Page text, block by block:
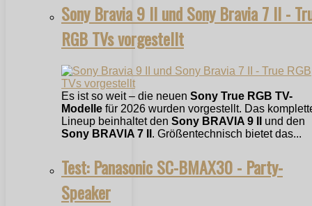
Sony Bravia 9 II und Sony Bravia 7 II -
RGB TVs vorgestellt
Es ist so weit – die neuen Sony True RGB TV-
Modelle für 2026 wurden vorgestellt. Das
Lineup beinhaltet den Sony BRAVIA 9 II
und den
Sony BRAVIA 7 II . Größentechnisch bietet das...
Test: Panasonic SC-BMAX30 - Party-
Speaker